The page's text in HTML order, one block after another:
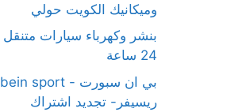
وميكانيك الكويت حولي
بنشر وكهرباء سيارات
24 ساعة
ريسيفر- تجديد اشتراك